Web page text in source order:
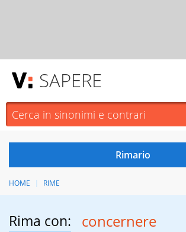
SAPERE
HOME RIME
Rima con: concernere